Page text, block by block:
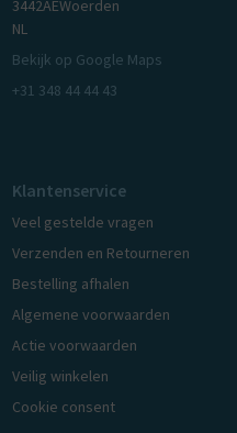
3442AEWoerden
NL
Bekijk op Google Maps
+31 348 44 44 43
Klantenservice
Veel gestelde vragen
Verzenden en Retourneren
Bestelling afhalen
Algemene voorwaarden
Actie voorwaarden
Veilig winkelen
Cookie consent